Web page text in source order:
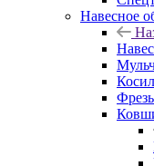
Навесное